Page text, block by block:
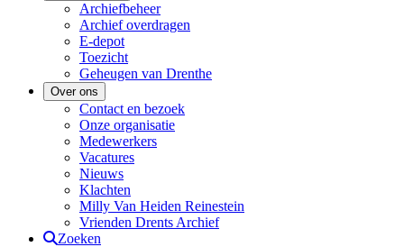
Archiefbeheer
Archief overdragen
E-depot
Toezicht
Geheugen van Drenthe
Over ons
Contact en bezoek
Onze organisatie
Medewerkers
Vacatures
Nieuws
Klachten
Milly Van Heiden Reinestein
Vrienden Drents Archief
Zoeken